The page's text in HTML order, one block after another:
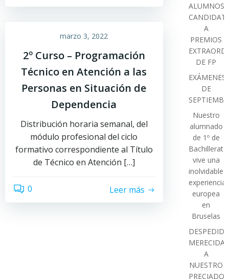
marzo 3, 2022
2º Curso – Programación
Técnico en Atención a las
Personas en Situación de
Dependencia
Distribución horaria semanal, del
módulo profesional del ciclo
formativo correspondiente al Título
de Técnico en Atención […]
0 Leer más
ALUMNOS
A
PREMIOS
DE FP
EXÁMENES
DE
Nuestro
alumnado
de 1º de
Bachillerato
vive una
inolvidable
experiencia
europea
en
Bruselas
DESPEDIDA
MERECIDA
A
NUESTRO
PRECIADO